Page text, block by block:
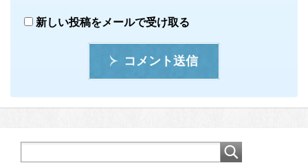
新しい投稿をメールで受け取る
コメント送信